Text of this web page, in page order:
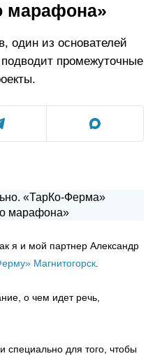
марафона»
один из основателей
промежуточные
я и мой партнер Александр
Магнитогорск
о чем идет речь,
специально для того, чтобы